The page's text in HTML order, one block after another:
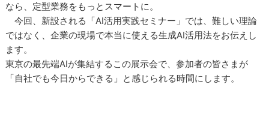
なら、定型業務をもっとスマートに。
今回、新設される「AI活用実践セミナー」では、難しい理論
ではなく、企業の現場で本当に使える生成AI活用法をお伝えし
ます。
東京の最先端AIが集結するこの展示会で、参加者の皆さまが
「自社でも今日からできる」と感じられる時間にします。